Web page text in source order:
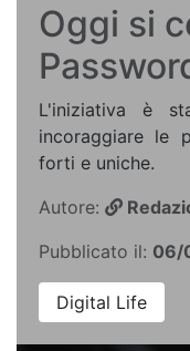
Oggi si
L'iniziativa è
incoraggiare le
forti e uniche.
Autore:
Pubblicato il: 06/
Digital Life